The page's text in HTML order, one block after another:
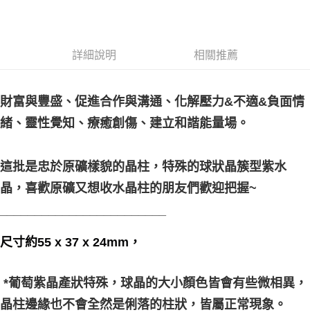
賣家宅配幫您送（台灣）
每筆NT$80，滿NT$3,000(含以上)免運費
每筆NT$80，滿NT$3,000(含以上)免運費
付款後門市自取
詳細說明 相關推薦
財富與豐盛、促進合作與溝通、化解壓力&不適&負面情
緒、靈性覺知、療癒創傷、建立和諧能量場。
這批是忠於原礦樣貌的晶柱，特殊的球狀晶簇型紫水
晶，喜歡原礦又想收水晶柱的朋友們歡迎把握~
尺寸約55 x 37 x 24mm，
*葡萄紫晶產狀特殊，球晶的大小顏色皆會有些微相異，
晶柱邊緣也不會全然是俐落的柱狀，皆屬正常現象。